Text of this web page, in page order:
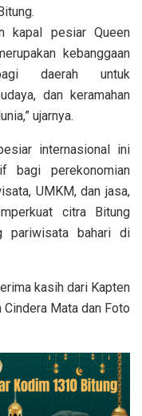
kapal pesiar Queen
kebanggaan
daerah untuk
dan keramahan
ujarnya.
internasional ini
bagi perekonomian
UMKM, dan jasa,
citra Bitung
pariwisata bahari di
kasih dari Kapten
Cindera Mata dan Foto